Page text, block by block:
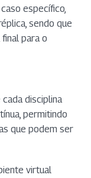
específico,
sendo que
para o
disciplina
permitindo
que podem ser
virtual